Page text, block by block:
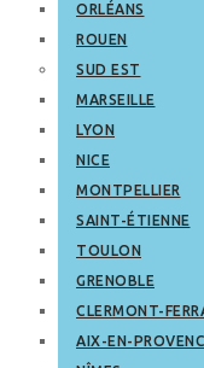
ORLÉANS
ROUEN
SUD EST
MARSEILLE
LYON
NICE
MONTPELLIER
SAINT-ÉTIENNE
TOULON
GRENOBLE
CLERMONT-
AIX-EN-